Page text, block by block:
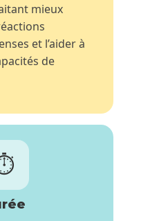
mieux
et l’aider à
de